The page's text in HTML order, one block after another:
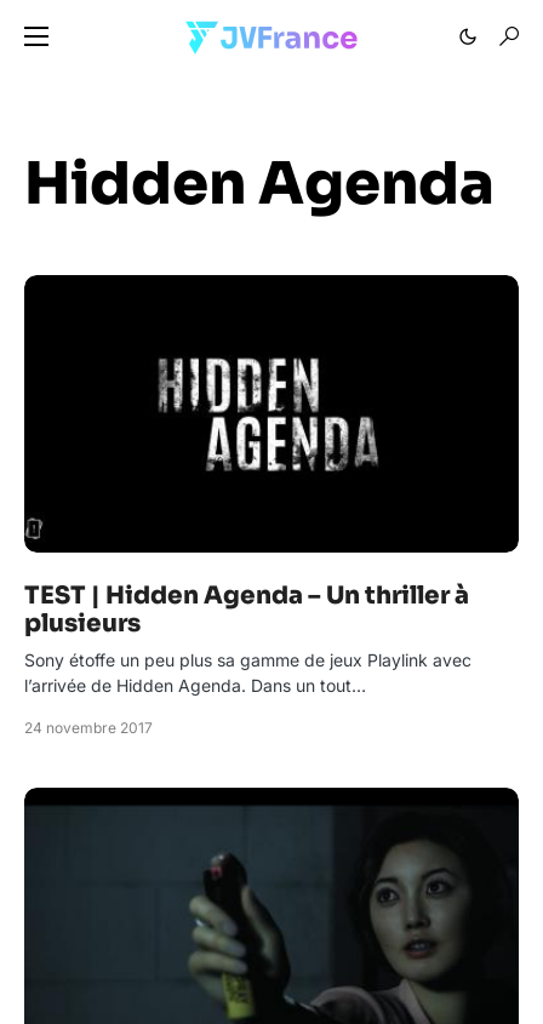
Hidden Agenda
TEST | Hidden Agenda – Un thriller à
plusieurs
Sony étoffe un peu plus sa gamme de jeux Playlink avec
l’arrivée de Hidden Agenda. Dans un tout…
24 novembre 2017